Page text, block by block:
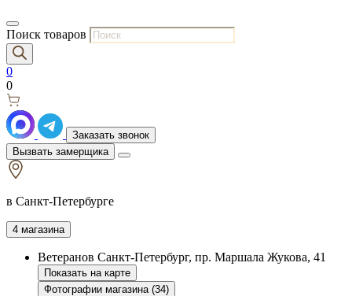
Поиск товаров
0
0
Заказать звонок
Вызвать замерщика
в Санкт-Петербурге
4 магазина
Ветеранов Санкт-Петербург, пр. Маршала Жукова, 41
Показать на карте
Фотографии магазина (34)